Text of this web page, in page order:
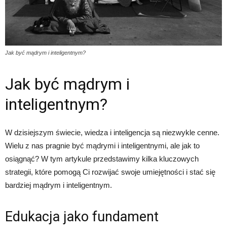
Jak być mądrym i inteligentnym?
Jak być mądrym i
inteligentnym?
W dzisiejszym świecie, wiedza i inteligencja są niezwykle cenne.
Wielu z nas pragnie być mądrymi i inteligentnymi, ale jak to
osiągnąć? W tym artykule przedstawimy kilka kluczowych
strategii, które pomogą Ci rozwijać swoje umiejętności i stać się
bardziej mądrym i inteligentnym.
Edukacja jako fundament